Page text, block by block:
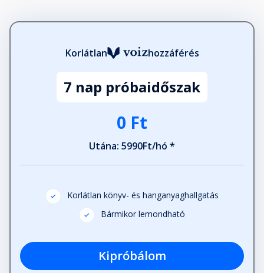
Korlátlan hozzáférés
7 nap próbaidőszak
0 Ft
Utána: 5990Ft/hó *
Korlátlan könyv- és hanganyaghallgatás
Bármikor lemondható
Kipróbálom